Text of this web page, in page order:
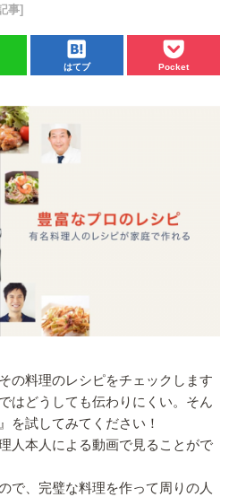
事]
はてブ Pocket
の料理のレシピをチェックします
はどうしても伝わりにくい。そん
を試してみてください！
人本人による動画で見ることがで
で、完璧な料理を作って周りの人